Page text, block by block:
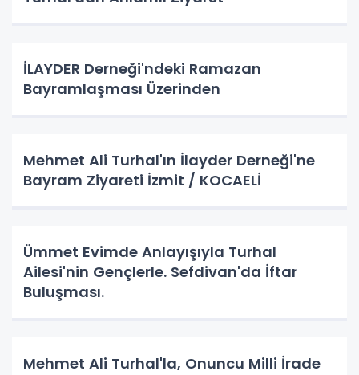
İLAYDER Derneği'ndeki Ramazan
Bayramlaşması Üzerinden
Mehmet Ali Turhal'ın İlayder Derneği'ne
Bayram Ziyareti İzmit / KOCAELİ
Ümmet Evimde Anlayışıyla Turhal
Ailesi'nin Gençlerle. Sefdivan'da İftar
Buluşması.
Mehmet Ali Turhal'la, Onuncu Milli İrade